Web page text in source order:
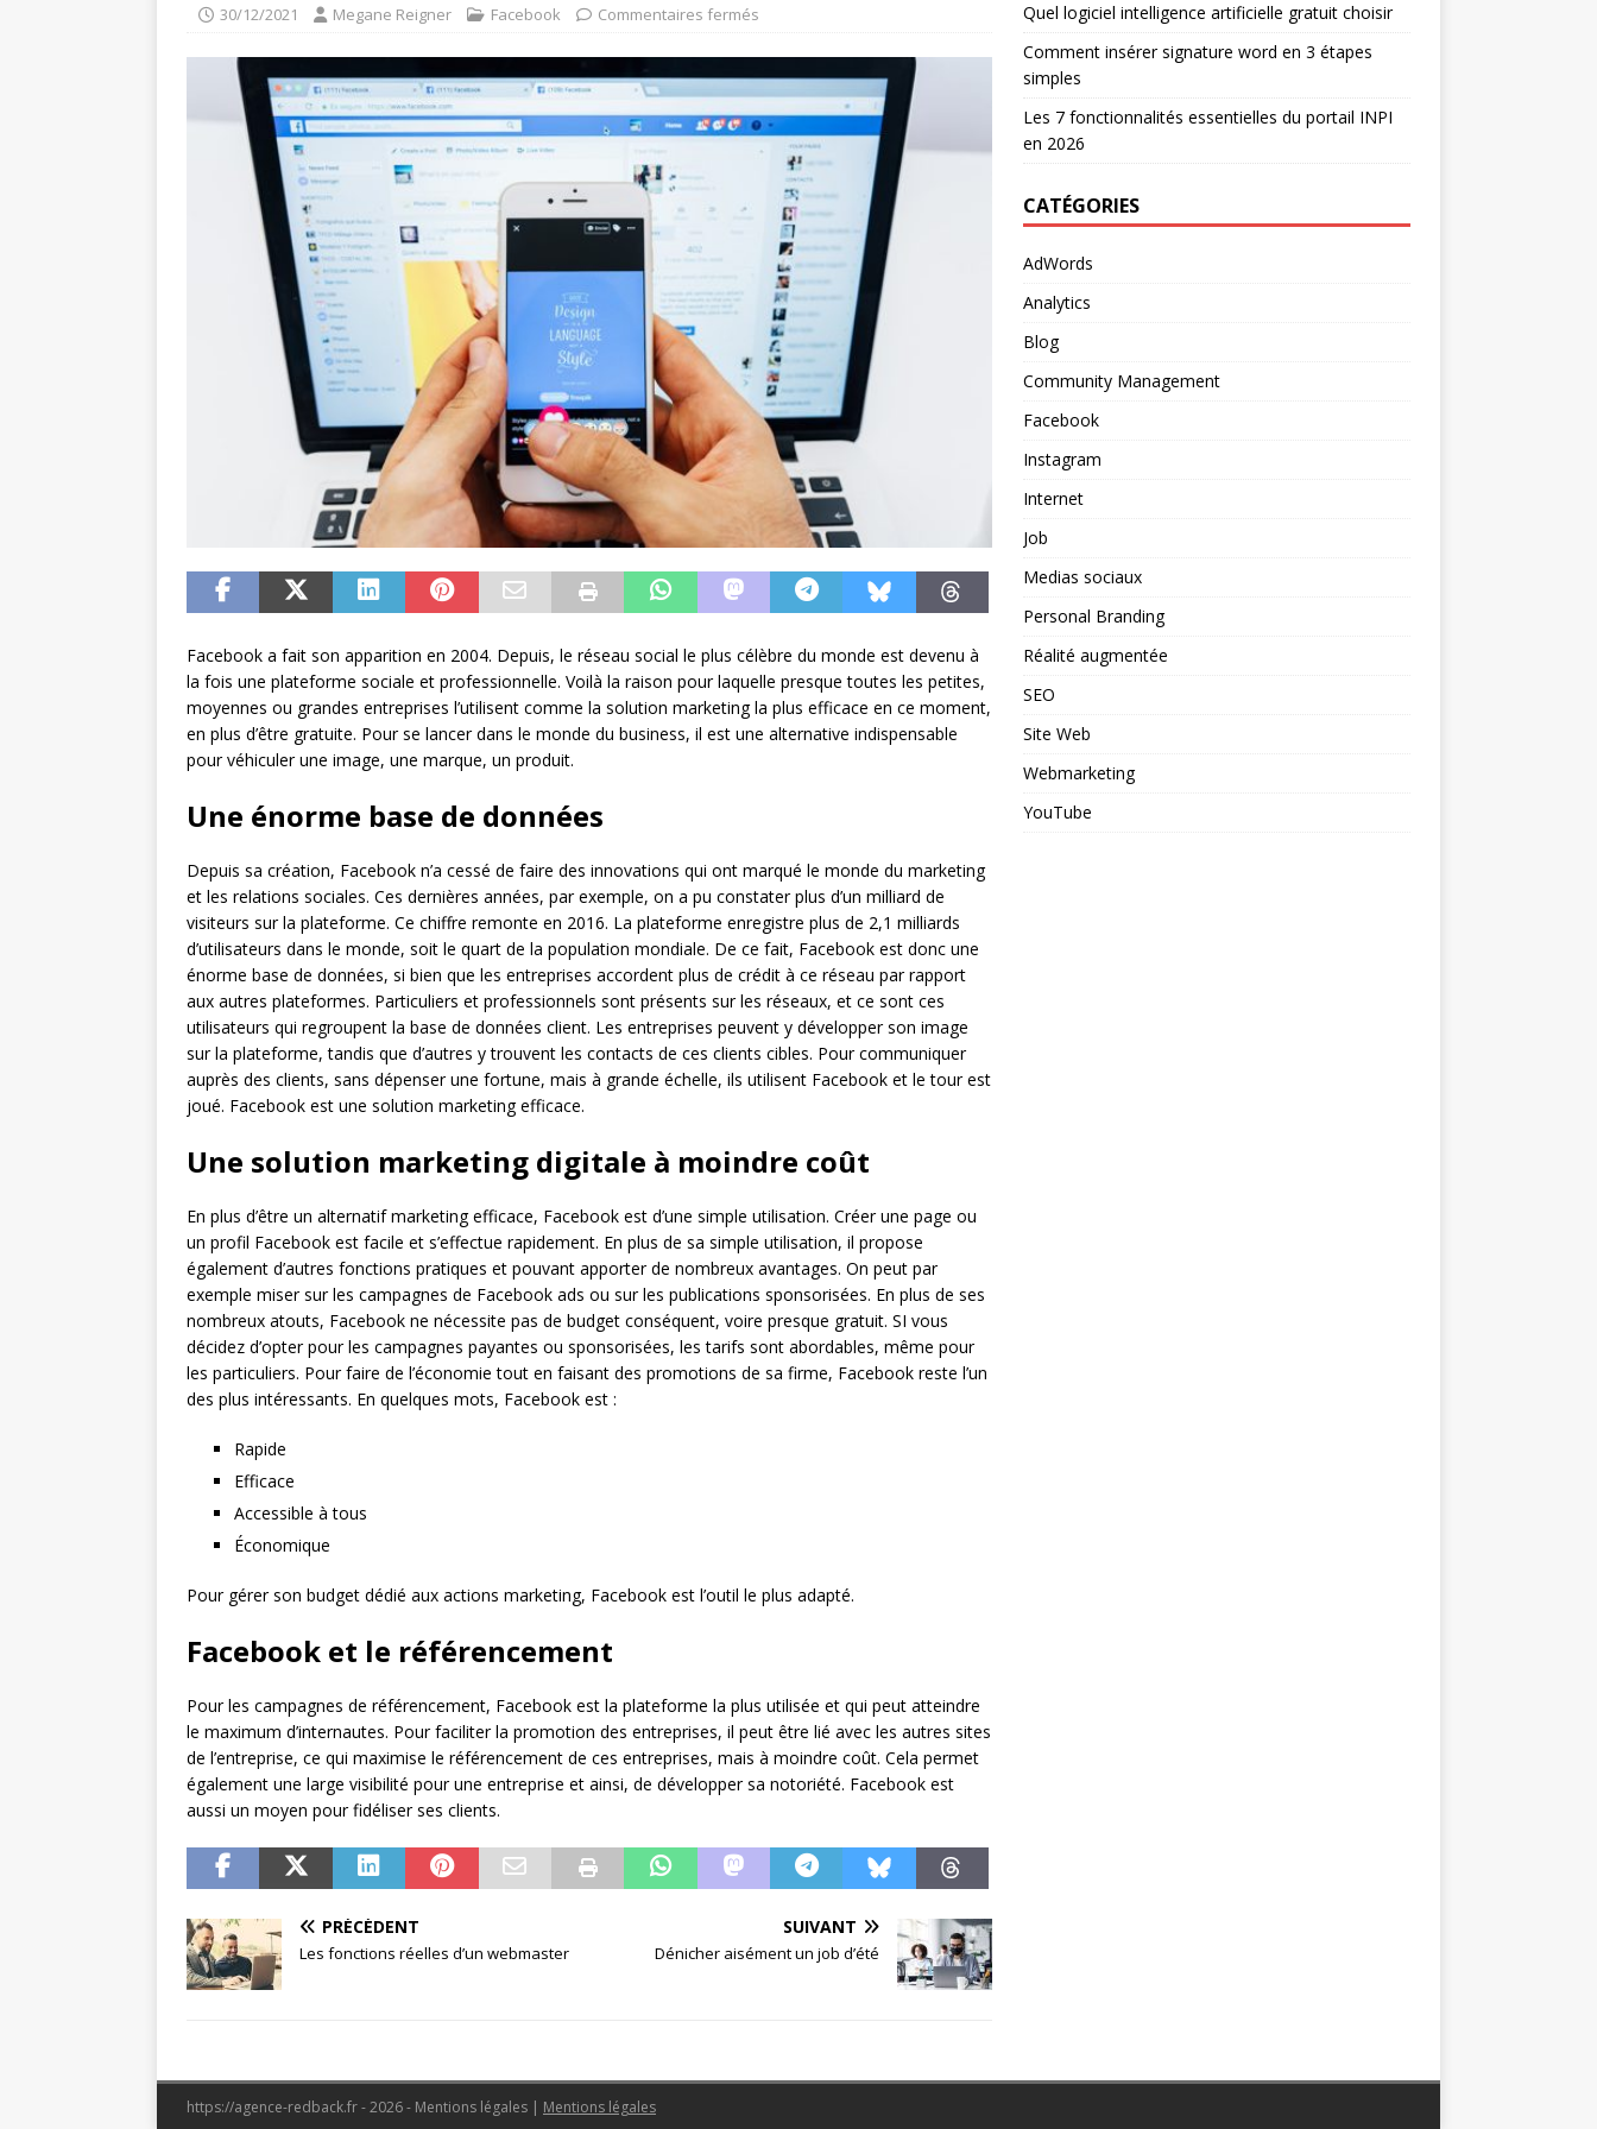
30/12/2021 Megane Reigner Facebook Commentaires fermés
Facebook a fait son apparition en 2004. Depuis, le réseau social le plus célèbre du monde est devenu à
la fois une plateforme sociale et professionnelle. Voilà la raison pour laquelle presque toutes les petites,
moyennes ou grandes entreprises l’utilisent comme la solution marketing la plus efficace en ce moment,
en plus d’être gratuite. Pour se lancer dans le monde du business, il est une alternative indispensable
pour véhiculer une image, une marque, un produit.
Une énorme base de données
Depuis sa création, Facebook n’a cessé de faire des innovations qui ont marqué le monde du marketing
et les relations sociales. Ces dernières années, par exemple, on a pu constater plus d’un milliard de
visiteurs sur la plateforme. Ce chiffre remonte en 2016. La plateforme enregistre plus de 2,1 milliards
d’utilisateurs dans le monde, soit le quart de la population mondiale. De ce fait, Facebook est donc une
énorme base de données, si bien que les entreprises accordent plus de crédit à ce réseau par rapport
aux autres plateformes. Particuliers et professionnels sont présents sur les réseaux, et ce sont ces
utilisateurs qui regroupent la base de données client. Les entreprises peuvent y développer son image
sur la plateforme, tandis que d’autres y trouvent les contacts de ces clients cibles. Pour communiquer
auprès des clients, sans dépenser une fortune, mais à grande échelle, ils utilisent Facebook et le tour est
joué. Facebook est une solution marketing efficace.
Une solution marketing digitale à moindre coût
En plus d’être un alternatif marketing efficace, Facebook est d’une simple utilisation. Créer une page ou
un profil Facebook est facile et s’effectue rapidement. En plus de sa simple utilisation, il propose
également d’autres fonctions pratiques et pouvant apporter de nombreux avantages. On peut par
exemple miser sur les campagnes de Facebook ads ou sur les publications sponsorisées. En plus de ses
nombreux atouts, Facebook ne nécessite pas de budget conséquent, voire presque gratuit. SI vous
décidez d’opter pour les campagnes payantes ou sponsorisées, les tarifs sont abordables, même pour
les particuliers. Pour faire de l’économie tout en faisant des promotions de sa firme, Facebook reste l’un
des plus intéressants. En quelques mots, Facebook est :
Rapide
Efficace
Accessible à tous
Économique
Pour gérer son budget dédié aux actions marketing, Facebook est l’outil le plus adapté.
Facebook et le référencement
Pour les campagnes de référencement, Facebook est la plateforme la plus utilisée et qui peut atteindre
le maximum d’internautes. Pour faciliter la promotion des entreprises, il peut être lié avec les autres sites
de l’entreprise, ce qui maximise le référencement de ces entreprises, mais à moindre coût. Cela permet
également une large visibilité pour une entreprise et ainsi, de développer sa notoriété. Facebook est
aussi un moyen pour fidéliser ses clients.
PRÉCÉDENT
Les fonctions réelles d’un webmaster
SUIVANT
Dénicher aisément un job d’été
Quel logiciel intelligence artificielle gratuit choisir
Comment insérer signature word en 3 étapes
simples
Les 7 fonctionnalités essentielles du portail INPI
en 2026
CATÉGORIES
AdWords
Analytics
Blog
Community Management
Facebook
Instagram
Internet
Job
Medias sociaux
Personal Branding
Réalité augmentée
SEO
Site Web
Webmarketing
YouTube
https://agence-redback.fr - 2026 - Mentions légales | Mentions légales